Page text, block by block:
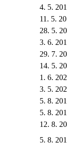
4. 5.
11. 5.
28. 5.
3. 6.
29. 7.
14. 5.
1. 6.
3. 5.
5. 8.
5. 8.
12. 8.
5. 8.